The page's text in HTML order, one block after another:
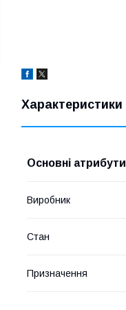
Характеристики
Основні атрибути
Виробник
Стан
Призначення